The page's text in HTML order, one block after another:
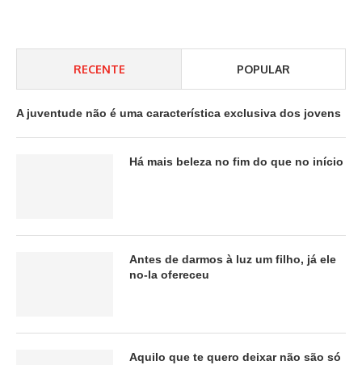
RECENTE POPULAR
A juventude não é uma característica exclusiva dos jovens
Há mais beleza no fim do que no início
Antes de darmos à luz um filho, já ele
no-la ofereceu
Aquilo que te quero deixar não são só